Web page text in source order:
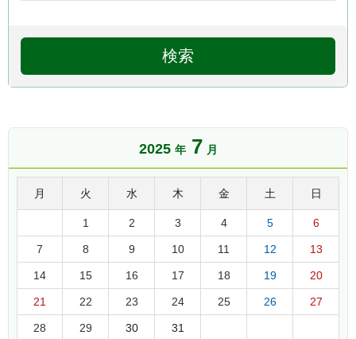
2025 年 7 月
月 火 水 木 金 土 日
1 2 3 4 5 6
7 8 9 10 11 12 13
14 15 16 17 18 19 20
21 22 23 24 25 26 27
28 29 30 31